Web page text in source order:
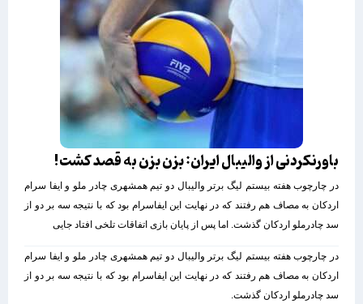
باورنکردنی از والیبال ایران: بزن بزن به قصد کشت!
در چارچوب هفته بیستم لیگ برتر والیبال دو تیم همشهری چادر ملو و ایفا سرام
اردکان به مصاف هم رفتند که در نهایت این ایفاسرام بود که با نتیجه سه بر دو از
سد چادرملو اردکان گذشت. اما پس از پایان بازی اتفاقات تلخی افتاد جایی
در چارچوب هفته بیستم لیگ برتر والیبال دو تیم همشهری چادر ملو و ایفا سرام
اردکان به مصاف هم رفتند که در نهایت این ایفاسرام بود که با نتیجه سه بر دو از
سد چادرملو اردکان گذشت.